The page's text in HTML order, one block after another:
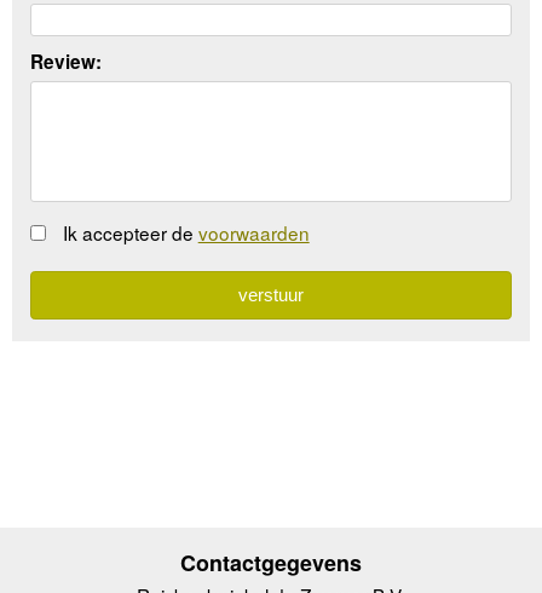
Review:
Ik accepteer de voorwaarden
Contactgegevens